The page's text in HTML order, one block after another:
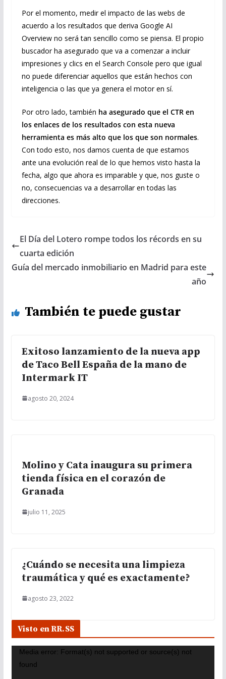
Por el momento, medir el impacto de las webs de
acuerdo a los resultados que deriva Google AI
Overview no será tan sencillo como se piensa. El propio
buscador ha asegurado que va a comenzar a incluir
impresiones y clics en el Search Console pero que igual
no puede diferenciar aquellos que están hechos con
inteligencia o las que ya genera el motor en sí.
Por otro lado, también ha asegurado que el CTR en
los enlaces de los resultados con esta nueva
herramienta es más alto que los que son normales.
Con todo esto, nos damos cuenta de que estamos
ante una evolución real de lo que hemos visto hasta la
fecha, algo que ahora es imparable y que, nos guste o
no, consecuencias va a desarrollar en todas las
direcciones.
El Día del Lotero rompe todos los récords en su
cuarta edición
Guía del mercado inmobiliario en Madrid para este
año
También te puede gustar
Exitoso lanzamiento de la nueva app
de Taco Bell España de la mano de
Intermark IT
agosto 20, 2024
Molino y Cata inaugura su primera
tienda física en el corazón de
Granada
julio 11, 2025
¿Cuándo se necesita una limpieza
traumática y qué es exactamente?
agosto 23, 2022
Visto en RR.SS
Media error: Format(s) not supported or source(s) not
found